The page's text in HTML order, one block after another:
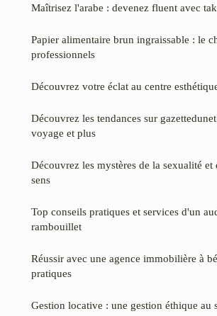
Maîtrisez l'arabe : devenez fluent avec
Papier alimentaire brun ingraissable : le
professionnels
Découvrez votre éclat au centre
Découvrez les tendances sur
voyage et plus
Découvrez les mystères de la sexualité
sens
Top conseils pratiques et services d'un
rambouillet
Réussir avec une agence immobilière à
pratiques
Gestion locative : une gestion éthique au